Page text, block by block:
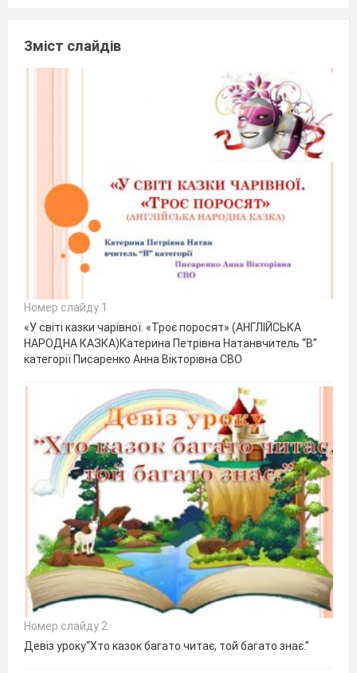
Зміст слайдів
Номер слайду 1
«У світі казки чарівної. «Троє поросят» (АНГЛІЙСЬКА
НАРОДНА КАЗКА)Катерина Петрівна Натанвчитель “В”
категорії Писаренко Анна Вікторівна СВО
Номер слайду 2
Девіз уроку“Хто казок багато читає, той багато знає.”